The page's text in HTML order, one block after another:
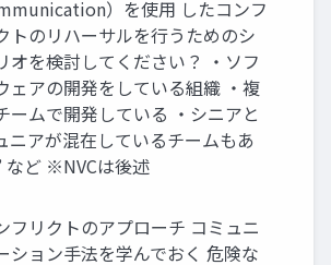
）を使用 したコンフ
トのリハーサルを行うためのシ
オを検討してください？ ・ソフ
ェアの開発をしている組織 ・複
ームで開発している ・シニアと
ニアが混在しているチームもあ
など ※NVCは後述
フリクトのアプローチ コミュニ
ション手法を学んでおく 危険な